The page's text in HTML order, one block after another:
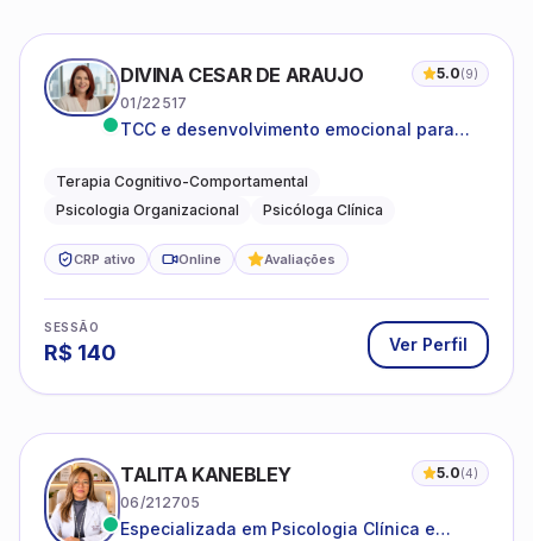
DIVINA CESAR DE ARAUJO 5.0(9)
01/22517
TCC e desenvolvimento emocional para
Terapia Cognitivo-Comportamental
Psicologia Organizacional
Psicóloga Clínica
CRP ativo Online Avaliações
SESSÃO
R$ 140 Ver Perfil
TALITA KANEBLEY 5.0(4)
06/212705
Especializada em Psicologia Clínica e